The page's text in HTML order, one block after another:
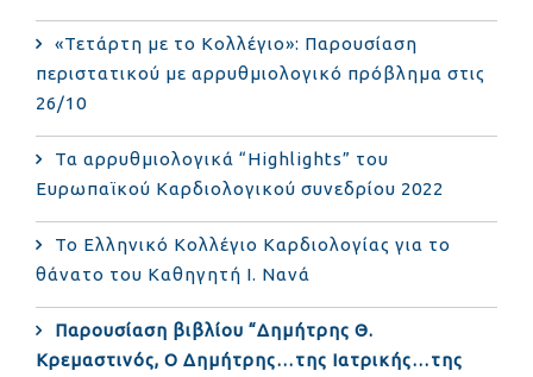
«Τετάρτη με το Κολλέγιο»: Παρουσίαση
περιστατικού με αρρυθμιολογικό πρόβλημα στις
26/10
Τα αρρυθμιολογικά “Highlights” του
Ευρωπαϊκού Καρδιολογικού συνεδρίου 2022
Το Ελληνικό Κολλέγιο Καρδιολογίας για το
θάνατο του Καθηγητή Ι. Νανά
Παρουσίαση βιβλίου “Δημήτρης Θ.
Κρεμαστινός, Ο Δημήτρης…της Ιατρικής…της